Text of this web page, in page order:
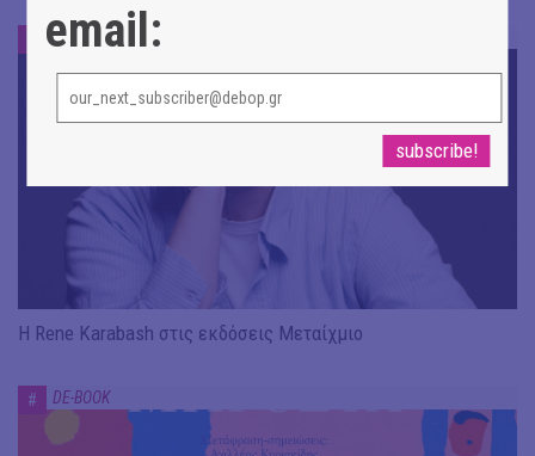
DE-BOOK
Η Rene Karabash στις εκδόσεις Μεταίχμιο
# DE-BOOK
email: